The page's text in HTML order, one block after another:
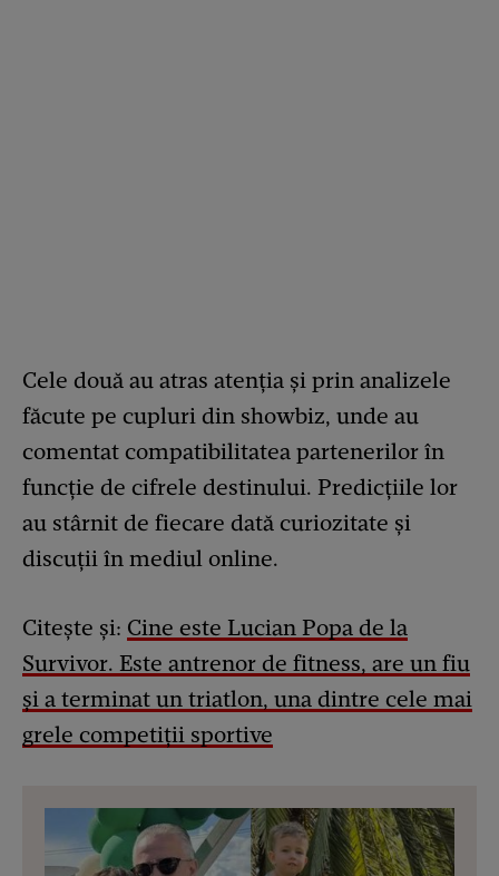
Cele două au atras atenția și prin analizele
făcute pe cupluri din showbiz, unde au
comentat compatibilitatea partenerilor în
funcție de cifrele destinului. Predicțiile lor
au stârnit de fiecare dată curiozitate și
discuții în mediul online.
Citește și: Cine este Lucian Popa de la
Survivor. Este antrenor de fitness, are un fiu
și a terminat un triatlon, una dintre cele mai
grele competiții sportive